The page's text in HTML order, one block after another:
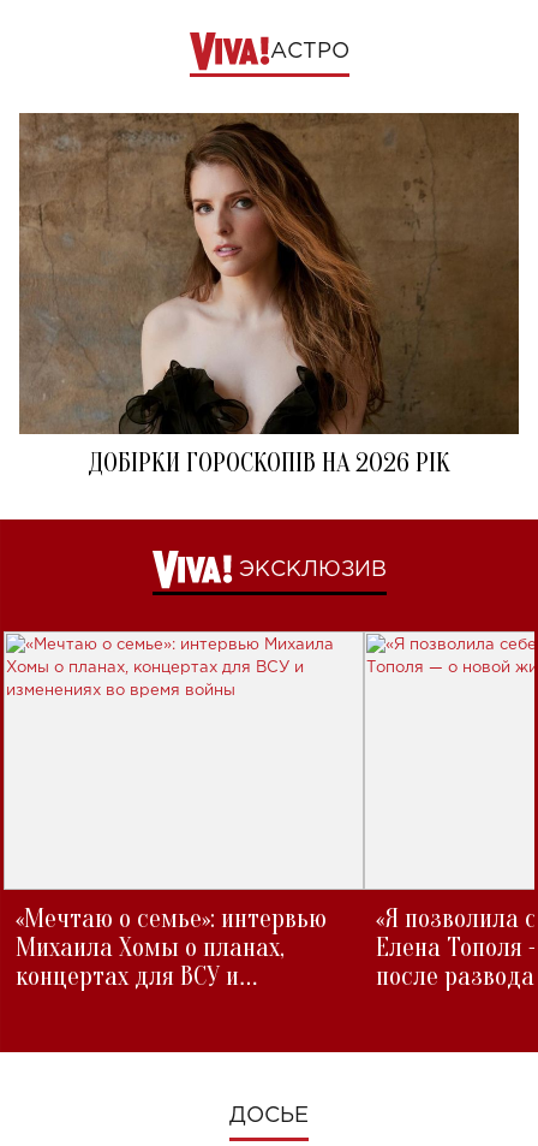
АСТРО
ДОБІРКИ ГОРОСКОПІВ НА 2026 РІК
ЭКСКЛЮЗИВ
«Мечтаю о семье»: интервью
Михаила Хомы о планах,
концертах для ВСУ и
«Я позволила
Елена Тополя
после развода
ДОСЬЕ